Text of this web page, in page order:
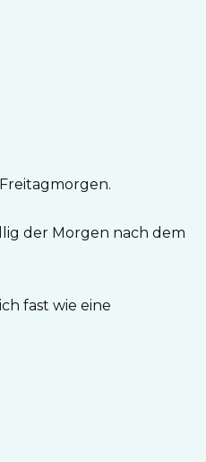
der Morgen nach dem
fast wie eine